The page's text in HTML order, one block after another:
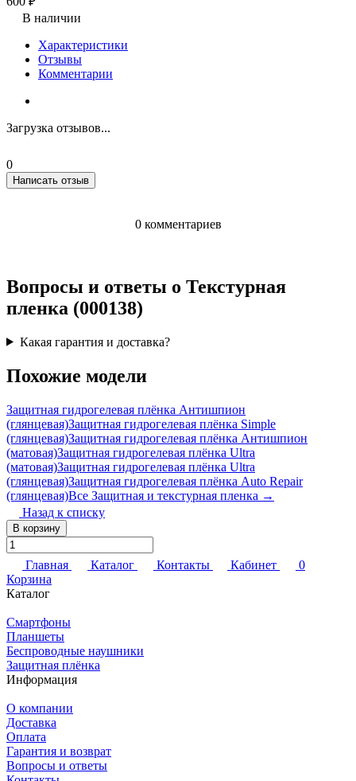
В наличии
Характеристики
Отзывы
Комментарии
Загрузка отзывов...
0
Написать отзыв
0 комментариев
Вопросы и ответы о Текстурная
пленка (000138)
Какая гарантия и доставка?
Похожие модели
Защитная гидрогелевая плёнка Антишпион
(глянцевая)Защитная гидрогелевая плёнка Simple
(глянцевая)Защитная гидрогелевая плёнка Антишпион
(матовая)Защитная гидрогелевая плёнка Ultra
(матовая)Защитная гидрогелевая плёнка Ultra
(глянцевая)Защитная гидрогелевая плёнка Auto Repair
(глянцевая)Все Защитная и текстурная пленка →
Назад к списку
В корзину
Главная Каталог Контакты Кабинет
0
Корзина
Каталог
Смартфоны
Планшеты
Беспроводные наушники
Защитная плёнка
Информация
О компании
Доставка
Оплата
Гарантия и возврат
Вопросы и ответы